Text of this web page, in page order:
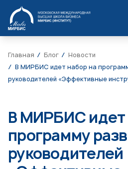
МИРБИС
Главная Блог
Новости
В МИРБИС идет набор на
руководителей «Эффективные
В МИРБИС идет
программу
руководителей